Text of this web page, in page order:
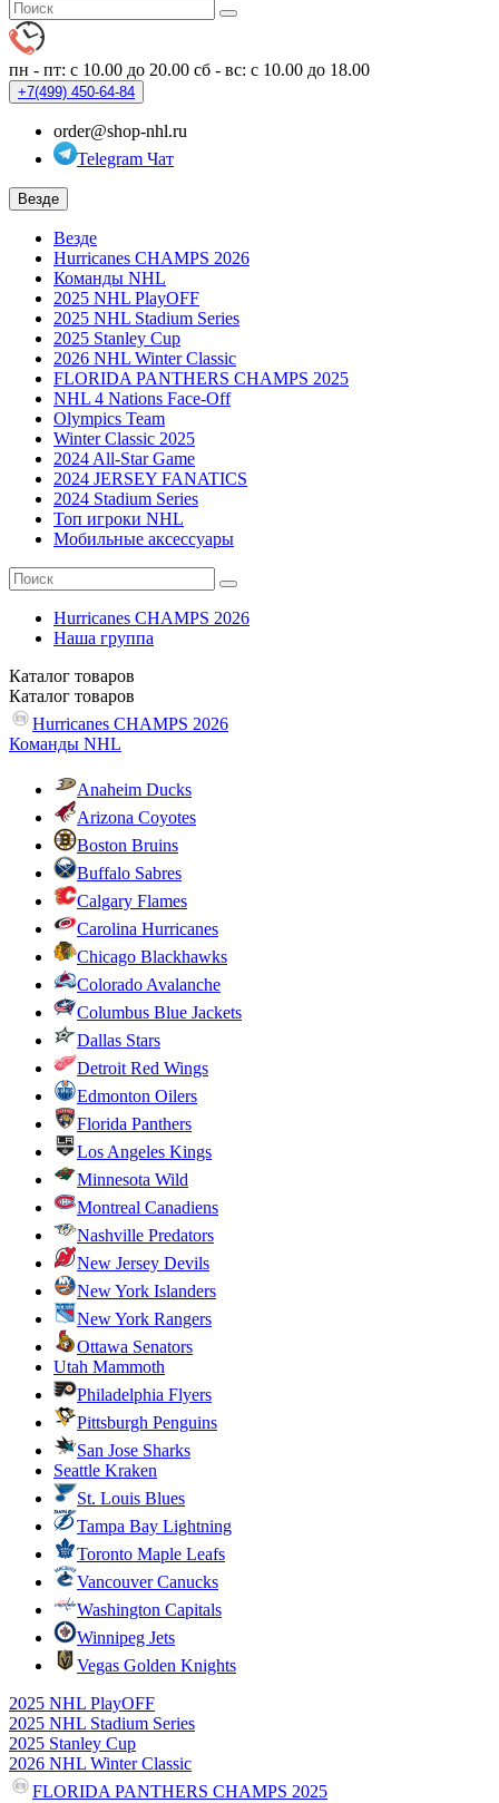
пн - пт: с 10.00 до 20.00 сб - вс: с 10.00 до 18.00
+7(499) 450-64-84
order@shop-nhl.ru
Telegram Чат
Везде
Везде
Hurricanes CHAMPS 2026
Команды NHL
2025 NHL PlayOFF
2025 NHL Stadium Series
2025 Stanley Cup
2026 NHL Winter Classic
FLORIDA PANTHERS CHAMPS 2025
NHL 4 Nations Face-Off
Olympics Team
Winter Classic 2025
2024 All-Star Game
2024 JERSEY FANATICS
2024 Stadium Series
Топ игроки NHL
Мобильные аксессуары
Hurricanes CHAMPS 2026
Наша группа
Каталог товаров
Каталог товаров
Hurricanes CHAMPS 2026
Команды NHL
Anaheim Ducks
Arizona Coyotes
Boston Bruins
Buffalo Sabres
Calgary Flames
Carolina Hurricanes
Chicago Blackhawks
Colorado Avalanche
Columbus Blue Jackets
Dallas Stars
Detroit Red Wings
Edmonton Oilers
Florida Panthers
Los Angeles Kings
Minnesota Wild
Montreal Canadiens
Nashville Predators
New Jersey Devils
New York Islanders
New York Rangers
Ottawa Senators
Utah Mammoth
Philadelphia Flyers
Pittsburgh Penguins
San Jose Sharks
Seattle Kraken
St. Louis Blues
Tampa Bay Lightning
Toronto Maple Leafs
Vancouver Canucks
Washington Capitals
Winnipeg Jets
Vegas Golden Knights
2025 NHL PlayOFF
2025 NHL Stadium Series
2025 Stanley Cup
2026 NHL Winter Classic
FLORIDA PANTHERS CHAMPS 2025